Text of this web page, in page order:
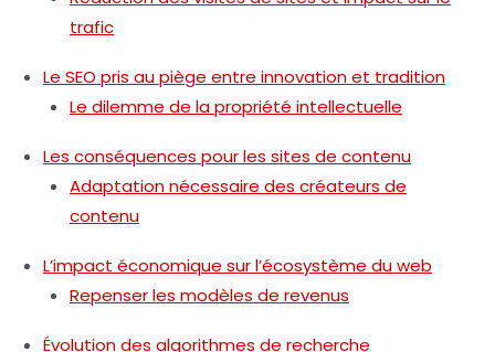
trafic
Le SEO pris au piège entre innovation et tradition
Le dilemme de la propriété intellectuelle
Les conséquences pour les sites de contenu
Adaptation nécessaire des créateurs de
contenu
L’impact économique sur l’écosystème du web
Repenser les modèles de revenus
Évolution des algorithmes de recherche